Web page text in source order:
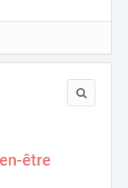
être